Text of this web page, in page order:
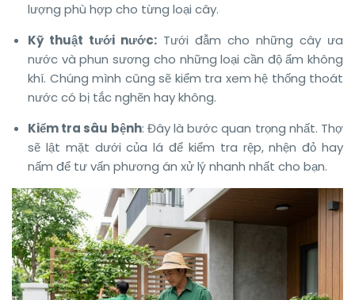
lượng phù hợp cho từng loại cây.
Kỹ thuật tưới nước: Tưới đẫm cho những cây ưa
nước và phun sương cho những loại cần độ ẩm không
khí. Chúng mình cũng sẽ kiểm tra xem hệ thống thoát
nước có bị tắc nghẽn hay không.
Kiểm tra sâu bệnh: Đây là bước quan trọng nhất. Thợ
sẽ lật mặt dưới của lá để kiểm tra rệp, nhện đỏ hay
nấm để tư vấn phương án xử lý nhanh nhất cho bạn.